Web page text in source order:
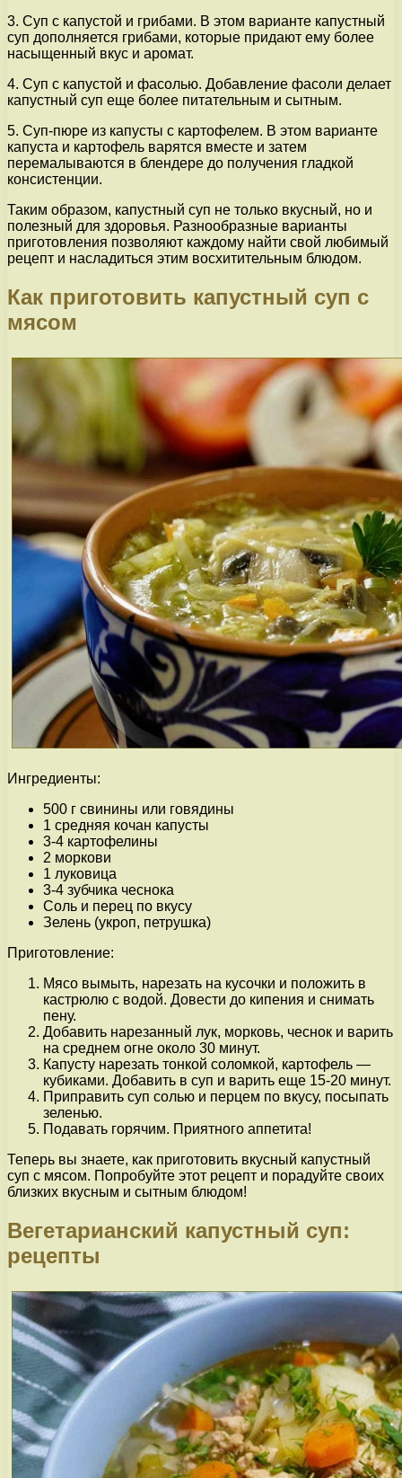
3. Суп с капустой и грибами. В этом варианте капустный
суп дополняется грибами, которые придают ему более
насыщенный вкус и аромат.
4. Суп с капустой и фасолью. Добавление фасоли делает
капустный суп еще более питательным и сытным.
5. Суп-пюре из капусты с картофелем. В этом варианте
капуста и картофель варятся вместе и затем
перемалываются в блендере до получения гладкой
консистенции.
Таким образом, капустный суп не только вкусный, но и
полезный для здоровья. Разнообразные варианты
приготовления позволяют каждому найти свой любимый
рецепт и насладиться этим восхитительным блюдом.
Как приготовить капустный суп с
мясом
Ингредиенты:
500 г свинины или говядины
1 средняя кочан капусты
3-4 картофелины
2 моркови
1 луковица
3-4 зубчика чеснока
Соль и перец по вкусу
Зелень (укроп, петрушка)
Приготовление:
Мясо вымыть, нарезать на кусочки и положить в
кастрюлю с водой. Довести до кипения и снимать
пену.
Добавить нарезанный лук, морковь, чеснок и варить
на среднем огне около 30 минут.
Капусту нарезать тонкой соломкой, картофель —
кубиками. Добавить в суп и варить еще 15-20 минут.
Приправить суп солью и перцем по вкусу, посыпать
зеленью.
Подавать горячим. Приятного аппетита!
Теперь вы знаете, как приготовить вкусный капустный
суп с мясом. Попробуйте этот рецепт и порадуйте своих
близких вкусным и сытным блюдом!
Вегетарианский капустный суп:
рецепты